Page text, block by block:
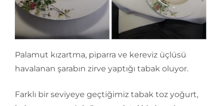
Palamut kızartma, piparra ve kereviz üçlüsü
havalanan şarabın zirve yaptığı tabak oluyor.
Farklı bir seviyeye geçtiğimiz tabak toz yoğurt,